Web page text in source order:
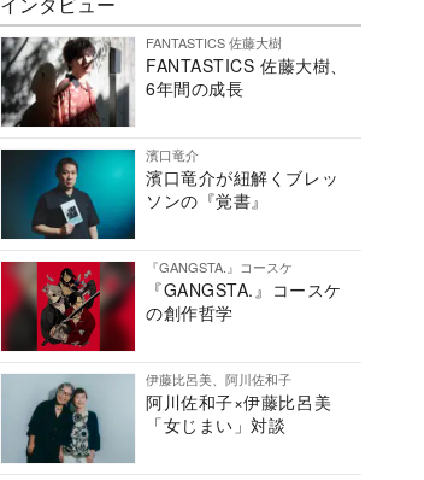
FANTASTICS 佐藤大樹
FANTASTICS 佐藤大樹、
6年間の成長
濱口竜介
濱口竜介が紐解くブレッ
ソンの『覚書』
『GANGSTA.』コースケ
『GANGSTA.』コースケ
の創作哲学
伊藤比呂美、阿川佐和子
阿川佐和子×伊藤比呂美
「女じまい」対談